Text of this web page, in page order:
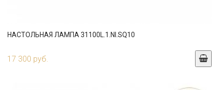
НАСТОЛЬНАЯ ЛАМПА 31100L.1.NI.SQ10
17 300 руб.